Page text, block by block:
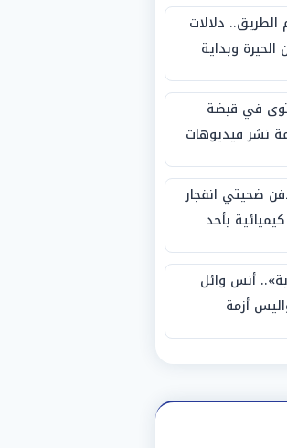
دلالات
وبداية
في قبضة
نشر فيديوهات
ضحيتي انفجار
بأحد
أنس وائل
أزمة
من